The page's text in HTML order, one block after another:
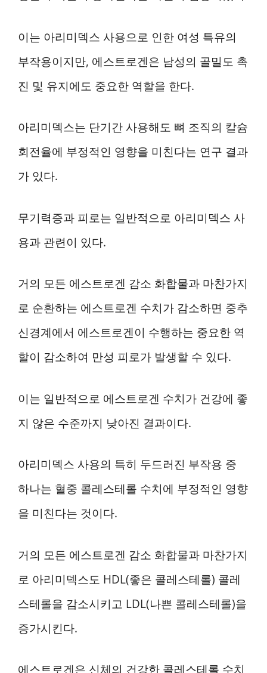
이는 아리미덱스 사용으로 인한 여성 특유의
부작용이지만, 에스트로겐은 남성의 골밀도 촉
진 및 유지에도 중요한 역할을 한다.
아리미덱스는 단기간 사용해도 뼈 조직의 칼슘
회전율에 부정적인 영향을 미친다는 연구 결과
가 있다.
무기력증과 피로는 일반적으로 아리미덱스 사
용과 관련이 있다.
거의 모든 에스트로겐 감소 화합물과 마찬가지
로 순환하는 에스트로겐 수치가 감소하면 중추
신경계에서 에스트로겐이 수행하는 중요한 역
할이 감소하여 만성 피로가 발생할 수 있다.
이는 일반적으로 에스트로겐 수치가 건강에 좋
지 않은 수준까지 낮아진 결과이다.
아리미덱스 사용의 특히 두드러진 부작용 중
하나는 혈중 콜레스테롤 수치에 부정적인 영향
을 미친다는 것이다.
거의 모든 에스트로겐 감소 화합물과 마찬가지
로 아리미덱스도 HDL(좋은 콜레스테롤) 콜레
스테롤을 감소시키고 LDL(나쁜 콜레스테롤)을
증가시킨다.
에스트로겐은 신체의 건강한 콜레스테롤 수치